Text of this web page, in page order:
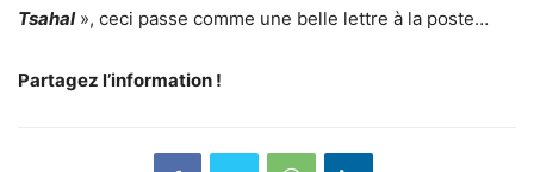
Tsahal », ceci passe comme une belle lettre à la poste…
Partagez l’information !